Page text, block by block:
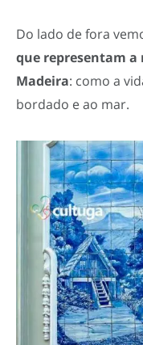
Do lado de fora
que representam a
Madeira: como a
bordado e ao mar.